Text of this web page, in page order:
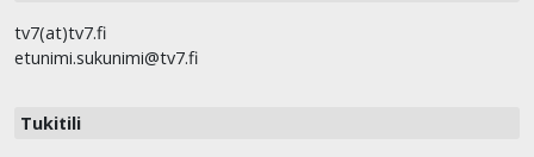
tv7(at)tv7.fi
etunimi.sukunimi@tv7.fi
Tukitili